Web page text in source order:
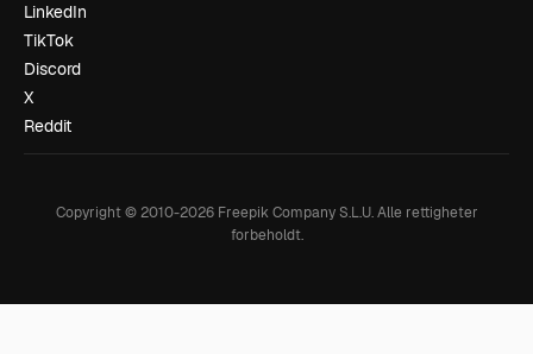
LinkedIn
TikTok
Discord
X
Reddit
Copyright © 2010-2026Freepik Company S.L.U. Alle rettigheter
forbeholdt.